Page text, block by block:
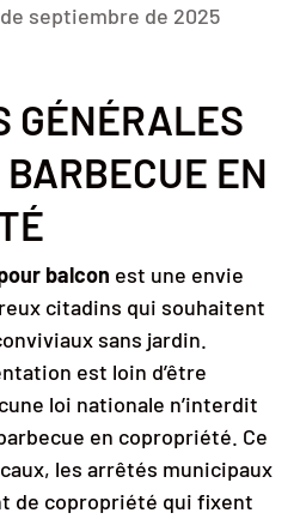
septiembre de 2025
GÉNÉRALES
EN
balcon est une envie
citadins qui souhaitent
sans jardin.
est loin d’être
loi nationale n’interdit
en copropriété. Ce
les arrêtés municipaux
de copropriété qui fixent